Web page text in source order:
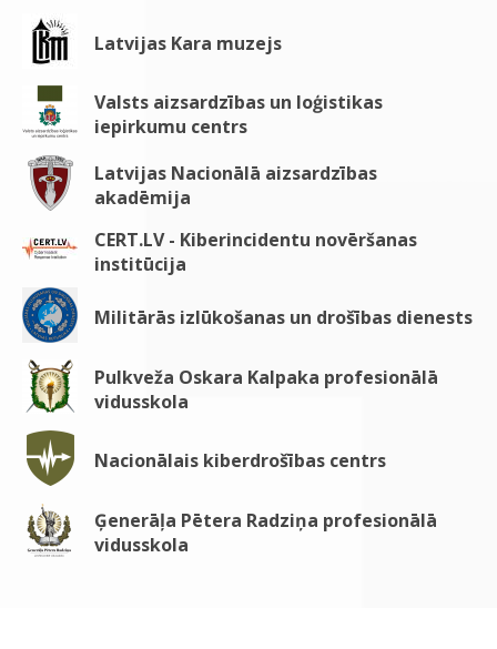
Latvijas Kara muzejs
Valsts aizsardzības un loģistikas
iepirkumu centrs
Latvijas Nacionālā aizsardzības
akadēmija
CERT.LV - Kiberincidentu novēršanas
institūcija
Militārās izlūkošanas un drošības dienests
Pulkveža Oskara Kalpaka profesionālā
vidusskola
Nacionālais kiberdrošības centrs
Ģenerāļa Pētera Radziņa profesionālā
vidusskola